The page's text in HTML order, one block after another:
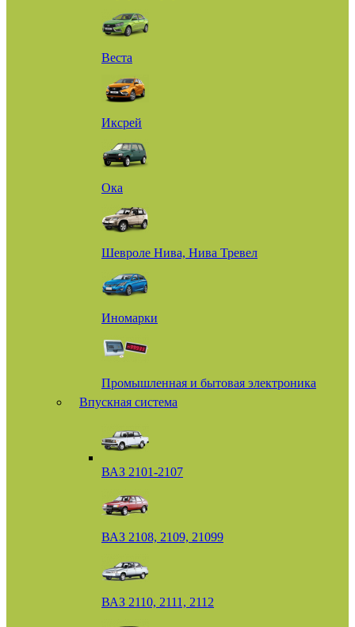
Веста
Иксрей
Ока
Шевроле Нива, Нива Тревел
Иномарки
Промышленная и бытовая электроника
Впускная система
ВАЗ 2101-2107
ВАЗ 2108, 2109, 21099
ВАЗ 2110, 2111, 2112